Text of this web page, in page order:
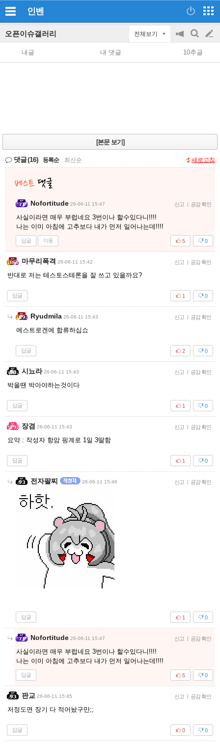
인벤
오픈이슈갤러리 전체보기
공
지
on/off
검
색
글
쓰
내글 내 댓글 10추글
[본문 보기]
댓글(16) 등록순 최신순 새로고침
Nofortitude 26-06-11 15:47 신고 | 공감 확인
사실이라면 매우 부럽네요 3번이나 할수있다니!!!!
나는 이미 아침에 고추보다 내가 먼저 일어나는데!!!!
답글 이동 0
5
마무리폭격 26-06-11 15:42 신고 | 공감 확인
반대로 저는 테스토스테론을 잘 쓰고 있을까요?
답글 0
1
Ryudmila 26-06-11 15:43 신고 | 공감 확인
에스트로겐에 합류하십쇼
답글 0
2
시뇨라 26-06-11 15:43 신고 | 공감 확인
박을땐 박아야하는것이다
답글 0
1
장겸 26-06-11 15:43 신고 | 공감 확인
요약 : 작성자 항암 핑계로 1일 3딸함
답글 0
1
전자팔찌 26-06-11 15:46 신고 | 공감 확인
답글 0
1
Nofortitude 26-06-11 15:47 신고 | 공감 확인
사실이라면 매우 부럽네요 3번이나 할수있다니!!!!
나는 이미 아침에 고추보다 내가 먼저 일어나는데!!!!
답글 0
5
판교 26-06-11 15:45 신고 | 공감 확인
저정도면 장기 다 적어놨구만;;
답글 0
0